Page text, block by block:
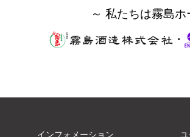
～ 私たちは霧島
・
インフォメーション